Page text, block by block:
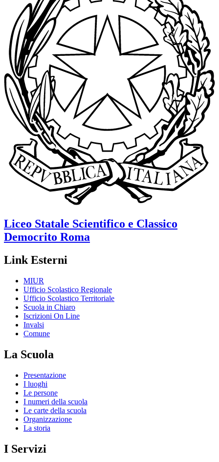
Liceo Statale Scientifico e Classico
Democrito Roma
Link Esterni
MIUR
Ufficio Scolastico Regionale
Ufficio Scolastico Territoriale
Scuola in Chiaro
Iscrizioni On Line
Invalsi
Comune
La Scuola
Presentazione
I luoghi
Le persone
I numeri della scuola
Le carte della scuola
Organizzazione
La storia
I Servizi